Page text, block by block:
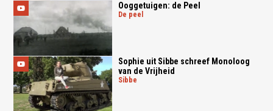
Ooggetuigen: de Peel
de peel
Sophie uit Sibbe schreef Monoloog
van de Vrijheid
sibbe